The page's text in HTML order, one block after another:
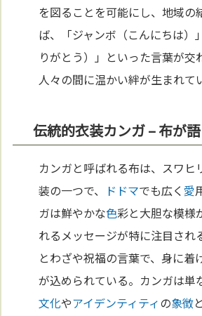
を図ることを可能にし、地域の
ば、「ジャンボ（こんにちは）
りがとう）」といった言葉が交
人々の間に温かい絆が生まれて
伝統的衣装カンガ – 布が
カンガと呼ばれる布は、スワヒ
装の一つで、 ドドマでも広く 愛
ガは鮮やかな色彩と大胆な模様
れるメッセージが特に注目され
とわざや祝福の言葉で、身に着
が込められている。カンガは単
文化やアイデンティティの象徴